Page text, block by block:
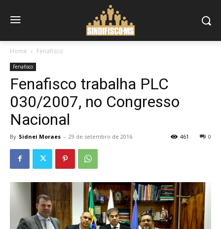
Home Fenafisco
Fenafisco
Fenafisco trabalha PLC
030/2007, no Congresso
Nacional
By Sidnei Moraes - 29 de setembro de 2016 0
461